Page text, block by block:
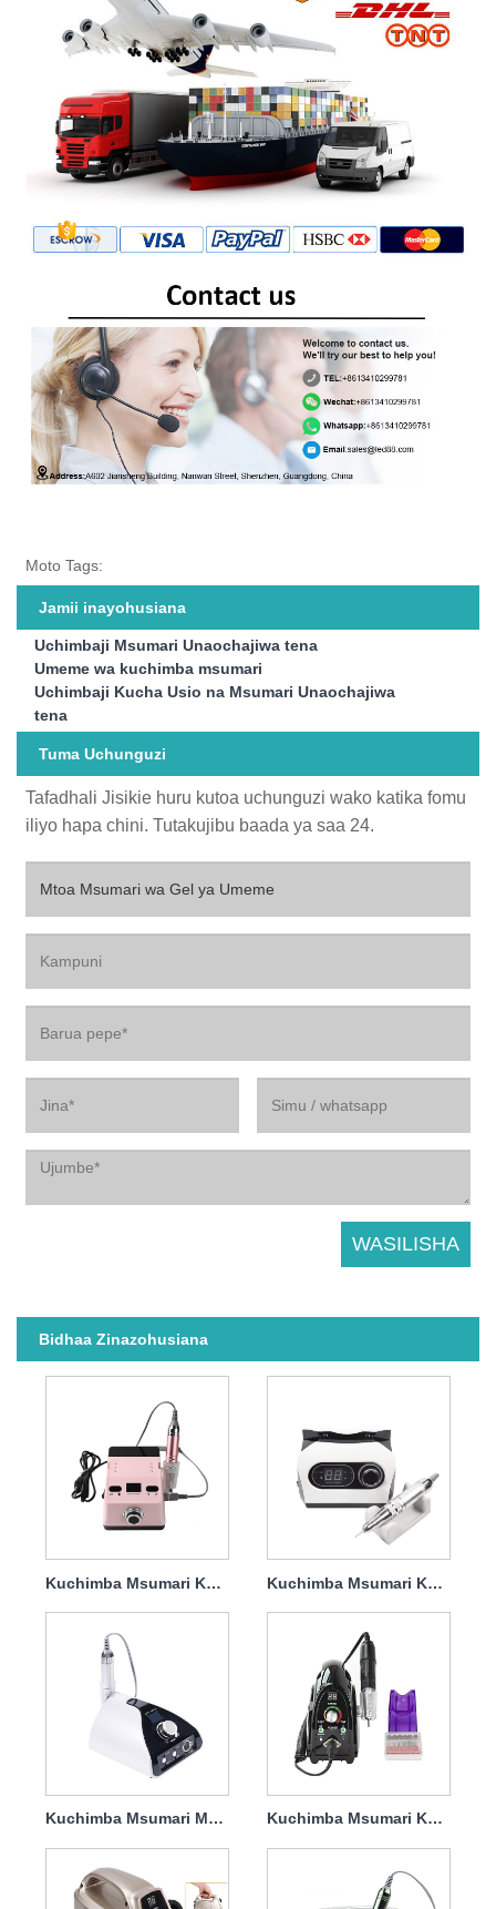
Moto Tags:
Jamii inayohusiana
Uchimbaji Msumari Unaochajiwa tena
Umeme wa kuchimba msumari
Uchimbaji Kucha Usio na Msumari Unaochajiwa
tena
Tuma Uchunguzi
Tafadhali Jisikie huru kutoa uchunguzi wako katika fomu
iliyo hapa chini. Tutakujibu baada ya saa 24.
Bidhaa Zinazohusiana
Kuchimba Msumari Kuweka Umeme Kuondoa Gel Kipolishi 65w 35000rpm Kuchimba Msumari Kuweka Faili ya Umeme Mtaalamu 65w 35000rpm
Kuchimba Msumari Muhimu Kuweka Umeme 65w 35000rpm Kuchimba Msumari Kuweka Umeme Kuondoa Dip 65w 35000rpm